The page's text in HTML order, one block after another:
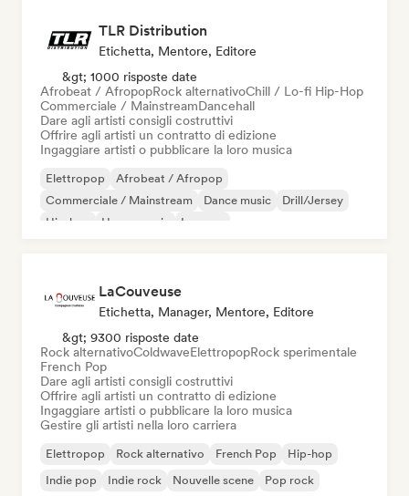
TLR Distribution
Etichetta, Mentore, Editore
&gt; 1000 risposte date
Afrobeat / AfropopRock alternativoChill / Lo-fi Hip-Hop
Commerciale / MainstreamDancehall
Dare agli artisti consigli costruttivi
Offrire agli artisti un contratto di edizione
Ingaggiare artisti o pubblicare la loro musica
Elettropop
Afrobeat / Afropop
Commerciale / Mainstream
Dance music
Drill/Jersey
Hip-hop
House music Iperpop
LaCouveuse
Etichetta, Manager, Mentore, Editore
&gt; 9300 risposte date
Rock alternativoColdwaveElettropopRock sperimentale
French Pop
Dare agli artisti consigli costruttivi
Offrire agli artisti un contratto di edizione
Ingaggiare artisti o pubblicare la loro musica
Gestire gli artisti nella loro carriera
Elettropop Rock alternativo French Pop
Hip-hop
Indie pop
Indie rock Nouvelle scene Pop rock